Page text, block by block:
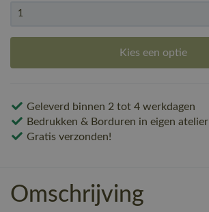
Kies een optie
Geleverd binnen 2 tot 4 werkdagen
Bedrukken & Borduren in eigen atelier
Gratis verzonden!
Omschrijving